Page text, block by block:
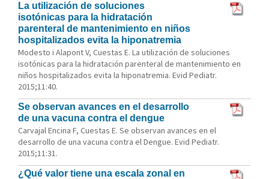
La utilización de soluciones
isotónicas para la hidratación
parenteral de mantenimiento en niños
hospitalizados evita la hiponatremia
Modesto i Alapont V, Cuestas E. La utilización de soluciones
isotónicas para la hidratación parenteral de mantenimiento en
niños hospitalizados evita la hiponatremia. Evid Pediatr.
2015;11:40.
Se observan avances en el desarrollo
de una vacuna contra el dengue
Carvajal Encina F, Cuestas E. Se observan avances en el
desarrollo de una vacuna contra el Dengue. Evid Pediatr.
2015;11:31.
¿Qué valor tiene una escala zonal en